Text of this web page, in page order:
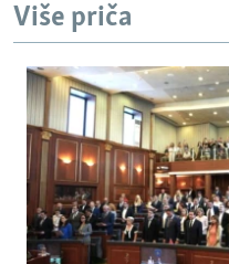
TRI DECENIJE OD RATA U BIH
SVE KARTE DEJTONA
NASTANAK I RASPAD
Više priča